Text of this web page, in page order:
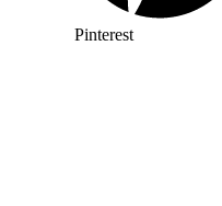
Pinterest